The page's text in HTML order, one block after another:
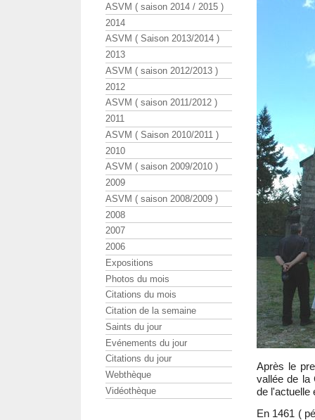
Après le
vallée de la
de l'actuelle
En 1461 (
ASVM ( saison 2014 / 2015 )
2014
ASVM ( Saison 2013/2014 )
2013
ASVM ( saison 2012/2013 )
2012
ASVM ( saison 2011/2012 )
2011
ASVM ( Saison 2010/2011 )
2010
ASVM ( saison 2009/2010 )
2009
ASVM ( saison 2008/2009 )
2008
2007
2006
Expositions
Photos du mois
Citations du mois
Citation de la semaine
Saints du jour
Evénements du jour
Citations du jour
Webthèque
Vidéothèque